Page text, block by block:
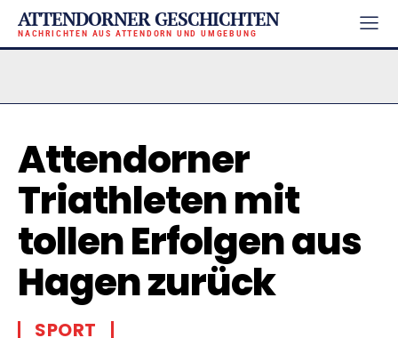
ATTENDORNER GESCHICHTEN
NACHRICHTEN AUS ATTENDORN UND UMGEBUNG
Attendorner
Triathleten mit
tollen Erfolgen aus
Hagen zurück
SPORT